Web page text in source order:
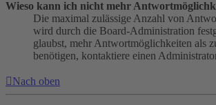
Wieso kann ich nicht mehr
Die maximal zulässige Anzahl von
wird durch die Board-Administration
glaubst, mehr Antwortmöglichkeiten als
benötigen, kontaktiere einen
Nach oben